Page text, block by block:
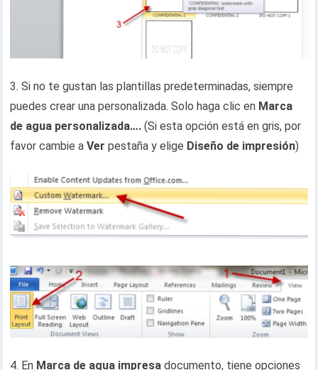
3. Si no te gustan las plantillas predeterminadas, siempre
puedes crear una personalizada. Solo haga clic en Marca
de agua personalizada…. (Si esta opción está en gris, por
favor cambie aVer pestaña y elige Diseño de impresión)
4. En Marca de agua impresa documento, tiene opciones